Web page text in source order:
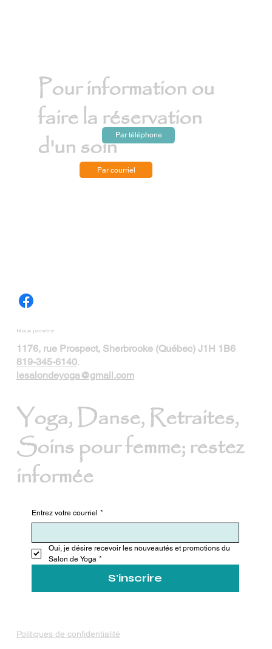
Pour information ou
faire la réservation
d'un soinPar téléphone
Par courriel
Nous joindre
1176, rue Prospect, Sherbrooke (Québec) J1H 1B6
819-345-6140.
lesalondeyoga@gmail.com
Yoga, Danse, Retraites,
Soins pour femme; restez
informée
Entrez votre courriel *
Oui, je désire recevoir les nouveautés et promotions du
Salon de Yoga *
S'inscrire
Politiques de confidentialité